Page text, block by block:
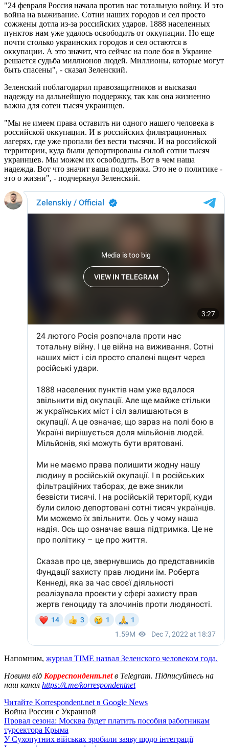
"24 февраля Россия начала против нас тотальную войну. И это
война на выживание. Сотни наших городов и сел просто
сожжены дотла из-за российских ударов. 1888 населенных
пунктов нам уже удалось освободить от оккупации. Но еще
почти столько украинских городов и сел остаются в
оккупации. А это значит, что сейчас на поле боя в Украине
решается судьба миллионов людей. Миллионы, которые могут
быть спасены", - сказал Зеленский.
Зеленский поблагодарил правозащитников и высказал
надежду на дальнейшую поддержку, так как она жизненно
важна для сотен тысяч украинцев.
"Мы не имеем права оставить ни одного нашего человека в
российской оккупации. И в российских фильтрационных
лагерях, где уже пропали без вести тысячи. И на российской
территории, куда были депортированы силой сотни тысяч
украинцев. Мы можем их освободить. Вот в чем наша
надежда. Вот что значит ваша поддержка. Это не о политике -
это о жизни", - подчеркнул Зеленский.
Напомним, журнал TIME назвал Зеленского человеком года.
Новини від Корреспондент.netв Telegram. Підписуйтесь на
наш канал https://t.me/korrespondentnet
Читайте Korrespondent.net в Google News
Война России с Украиной
Провал сезона: Москва будет платить пособия работникам
турсектора Крыма
У Сухопутних військах зробили заяву щодо інтеграції